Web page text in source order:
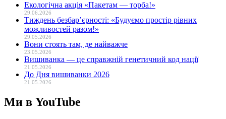
Екологічна акція «Пакетам — торба!»
29.06.2026
Тиждень безбар’єрності: «Будуємо простір рівних
можливостей разом!»
29.05.2026
Вони стоять там, де найважче
23.05.2026
Вишиванка — це справжній генетичний код нації
21.05.2026
До Дня вишиванки 2026
21.05.2026
Ми в YouTube